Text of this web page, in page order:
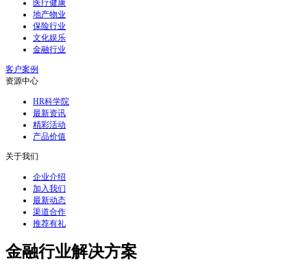
医疗健康
地产物业
保险行业
文化娱乐
金融行业
客户案例
资源中心
HR科学院
最新资讯
精彩活动
产品价值
关于我们
企业介绍
加入我们
最新动态
渠道合作
推荐有礼
金融行业解决方案